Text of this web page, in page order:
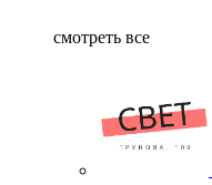
смотреть все